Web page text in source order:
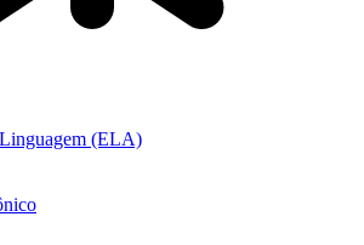
(ELA)